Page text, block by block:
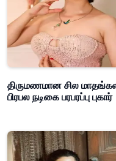
திருமணமான சில
பிரபல நடிகை பரபரப்பு புகார்